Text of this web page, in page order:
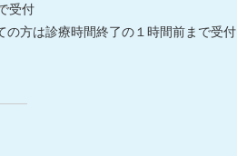
受付
方は診療時間終了の１時間前まで受付